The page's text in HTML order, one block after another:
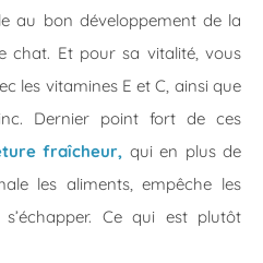
au bon développement de la
chat. Et pour sa vitalité, vous
les vitamines E et C, ainsi que
Dernier point fort de ces
fraîcheur, qui en plus de
les aliments, empêche les
Ce qui est plutôt